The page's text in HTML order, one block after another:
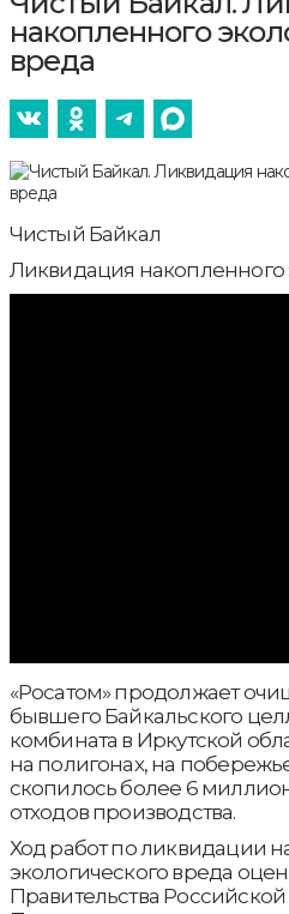
накопленного
вреда
Чистый Байкал
Ликвидация накопленного
«Росатом» продолжает
бывшего Байкальского
комбината в Иркутской
на полигонах, на
скопилось более 6
отходов производства.
Ход работ по ликвидации
экологического вреда
Правительства